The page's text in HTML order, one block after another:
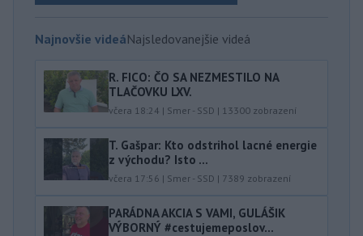
Najnovšie videáNajsledovanejšie videá
R. FICO: ČO SA NEZMESTILO NA
TLAČOVKU LXV.
včera 18:24 | Smer - SSD | 13300 zobrazení
T. Gašpar: Kto odstrihol lacné energie
z východu? Isto ...
včera 17:56 | Smer - SSD | 7389 zobrazení
PARÁDNA AKCIA S VAMI, GULÁŠIK
VÝBORNÝ #cestujemeposlov...